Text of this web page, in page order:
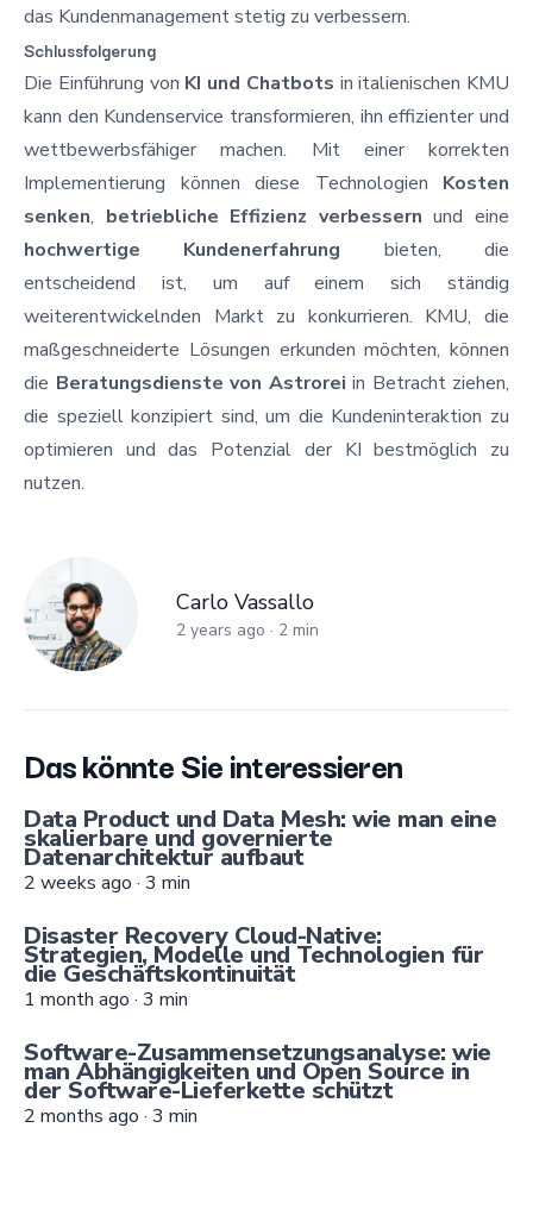
das Kundenmanagement stetig zu verbessern.
Schlussfolgerung
Die Einführung von KI und Chatbots in italienischen KMU
kann den Kundenservice transformieren, ihn effizienter und
wettbewerbsfähiger machen. Mit einer korrekten
Implementierung können diese Technologien Kosten
senken, betriebliche Effizienz verbessern und eine
hochwertige Kundenerfahrung bieten, die
entscheidend ist, um auf einem sich ständig
weiterentwickelnden Markt zu konkurrieren. KMU, die
maßgeschneiderte Lösungen erkunden möchten, können
die Beratungsdienste von Astrorei in Betracht ziehen,
die speziell konzipiert sind, um die Kundeninteraktion zu
optimieren und das Potenzial der KI bestmöglich zu
nutzen.
Carlo Vassallo
2 years ago · 2 min
Das könnte Sie interessieren
Data Product und Data Mesh: wie man eine
skalierbare und governierte
Datenarchitektur aufbaut
2 weeks ago · 3 min
Disaster Recovery Cloud-Native:
Strategien, Modelle und Technologien für
die Geschäftskontinuität
1 month ago · 3 min
Software-Zusammensetzungsanalyse: wie
man Abhängigkeiten und Open Source in
der Software-Lieferkette schützt
2 months ago · 3 min